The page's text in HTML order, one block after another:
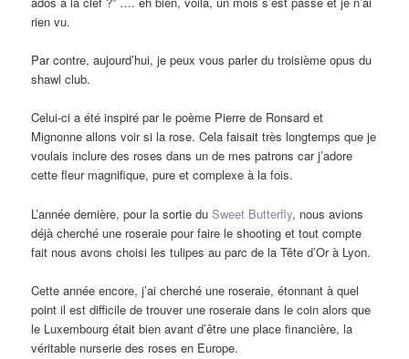
rien vu.
Par contre, aujourd’hui, je peux vous parler du troisième opus du
shawl club.
Celui-ci a été inspiré par le poème Pierre de Ronsard et
Mignonne allons voir si la rose. Cela faisait très longtemps que je
voulais inclure des roses dans un de mes patrons car j’adore
cette fleur magnifique, pure et complexe à la fois.
L’année dernière, pour la sortie duSweet Butterfly, nous avions
déjà cherché une roseraie pour faire le shooting et tout compte
fait nous avons choisi les tulipes au parc de la Tête d’Or à Lyon.
Cette année encore, j’ai cherché une roseraie, étonnant à quel
point il est difficile de trouver une roseraie dans le coin alors que
le Luxembourg était bien avant d’être une place financière, la
véritable nurserie des roses en Europe.